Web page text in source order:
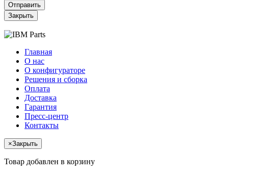
Отправить
Закрыть
Главная
О нас
О конфигураторе
Решения и сборка
Оплата
Доставка
Гарантия
Пресс-центр
Контакты
×Закрыть
Товар добавлен в корзину